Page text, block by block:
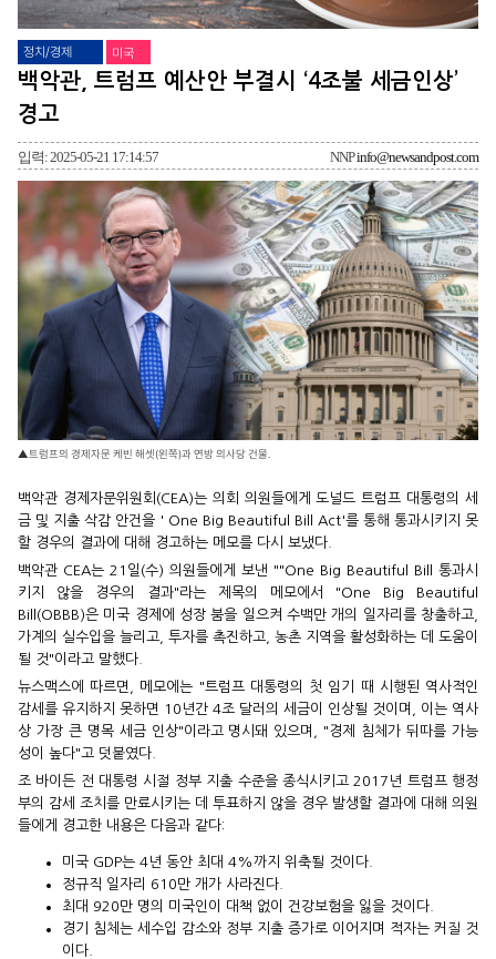
정치/경제 미국
백악관, 트럼프 예산안 부결시 ‘4조불 세금인상’
경고
입력: 2025-05-21 17:14:57 NNPinfo@newsandpost.com
▲트럼프의 경제자문 케빈 해셋(왼쪽)과 연방 의사당 건물.
백악관 경제자문위원회(CEA)는 의회 의원들에게 도널드 트럼프 대통령의 세
금 및 지출 삭감 안건을 ' One Big Beautiful Bill Act'를 통해 통과시키지 못
할 경우의 결과에 대해 경고하는 메모를 다시 보냈다.
백악관 CEA는 21일(수) 의원들에게 보낸 ""One Big Beautiful Bill 통과시
키지 않을 경우의 결과"라는 제목의 메모에서 "One Big Beautiful
Bill(OBBB)은 미국 경제에 성장 붐을 일으켜 수백만 개의 일자리를 창출하고,
가계의 실수입을 늘리고, 투자를 촉진하고, 농촌 지역을 활성화하는 데 도움이
될 것"이라고 말했다.
뉴스맥스에 따르면, 메모에는 "트럼프 대통령의 첫 임기 때 시행된 역사적인
감세를 유지하지 못하면 10년간 4조 달러의 세금이 인상될 것이며, 이는 역사
상 가장 큰 명목 세금 인상"이라고 명시돼 있으며, "경제 침체가 뒤따를 가능
성이 높다"고 덧붙였다.
조 바이든 전 대통령 시절 정부 지출 수준을 종식시키고 2017년 트럼프 행정
부의 감세 조치를 만료시키는 데 투표하지 않을 경우 발생할 결과에 대해 의원
들에게 경고한 내용은 다음과 같다:
미국 GDP는 4년 동안 최대 4%까지 위축될 것이다.
정규직 일자리 610만 개가 사라진다.
최대 920만 명의 미국인이 대책 없이 건강보험을 잃을 것이다.
경기 침체는 세수입 감소와 정부 지출 증가로 이어지며 적자는 커질 것
이다.